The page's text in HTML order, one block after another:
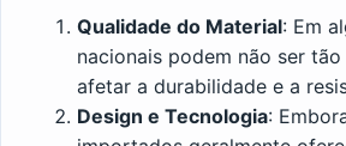
Qualidade do Material: Em
nacionais podem não ser
afetar a durabilidade e a
Design e Tecnologia: